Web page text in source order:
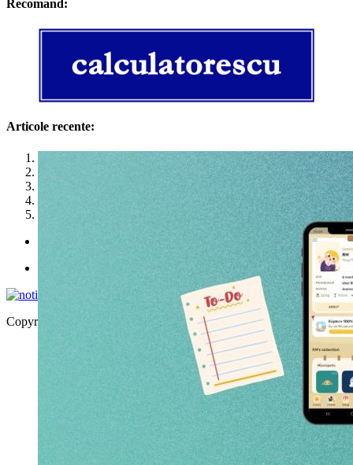
Recomand:
Articole recente:
Politica de utilizare cookies
Copyright © 2026 | WordPress Theme byMH Themes